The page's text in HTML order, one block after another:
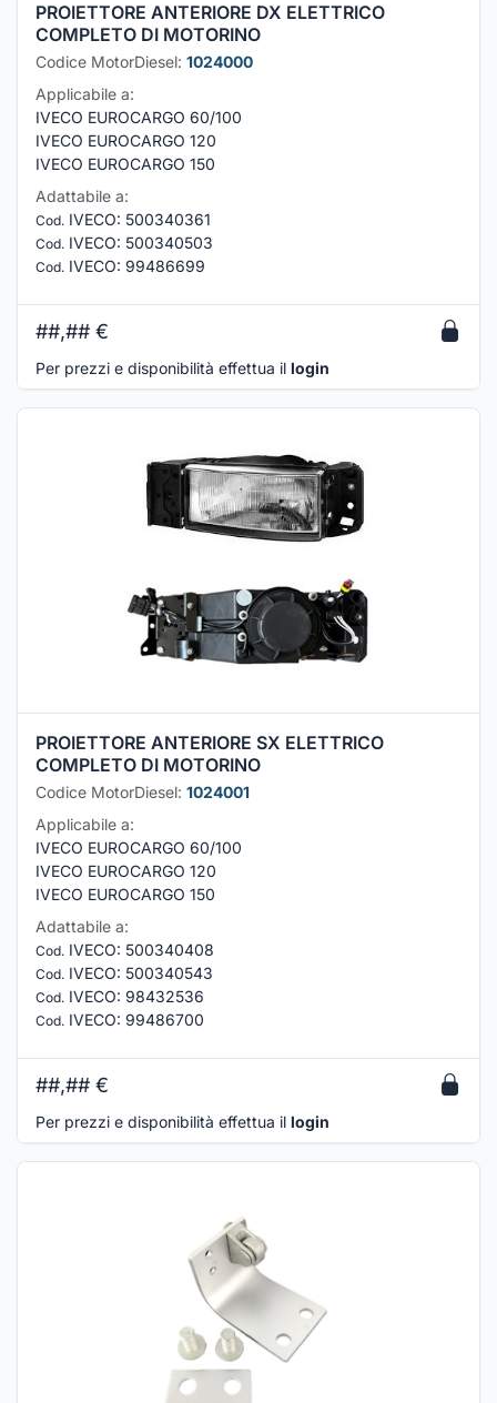
PROIETTORE ANTERIORE DX ELETTRICO
COMPLETO DI MOTORINO
Codice MotorDiesel: 1024000
Applicabile a:
IVECO EUROCARGO 60/100
IVECO EUROCARGO 120
IVECO EUROCARGO 150
Adattabile a:
Cod. IVECO: 500340361
Cod. IVECO: 500340503
Cod. IVECO: 99486699
##,## €
Per prezzi e disponibilità effettua il login
PROIETTORE ANTERIORE SX ELETTRICO
COMPLETO DI MOTORINO
Codice MotorDiesel: 1024001
Applicabile a:
IVECO EUROCARGO 60/100
IVECO EUROCARGO 120
IVECO EUROCARGO 150
Adattabile a:
Cod. IVECO: 500340408
Cod. IVECO: 500340543
Cod. IVECO: 98432536
Cod. IVECO: 99486700
##,## €
Per prezzi e disponibilità effettua il login